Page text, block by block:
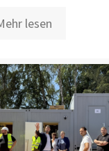
lesen